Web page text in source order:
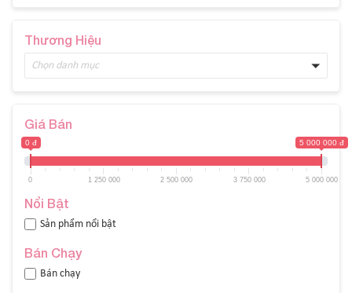
Thương Hiệu
Chọn danh mục
Giá Bán
0 đ 5 000 000 đ
0 1 250 000 2 500 000 3 750 000 5 000 000
Nổi Bật
Sản phẩm nổi bật
Bán Chạy
Bán chạy